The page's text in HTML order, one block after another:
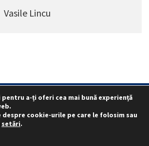
Vasile Lincu
I.G.P.R. și I.P.J.-uri
urilor
a-ți oferi cea mai bună experiență
cookie-urile pe care le folosim sau
setări.